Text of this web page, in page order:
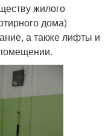
жилого
дома)
а также лифты и